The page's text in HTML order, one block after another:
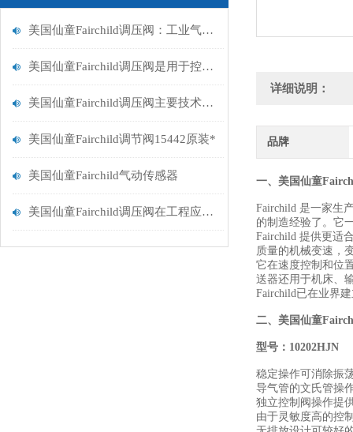
美国仙童Fairchild调压阀：工业气动系统中的压力控制单元
美国仙童Fairchild调压阀是用于控制气体或液体压力的装置
美国仙童Fairchild调压阀主要技术性能如下
美国仙童Fairchild调节阀15442原装*
美国仙童Fairchild气动传感器
美国仙童Fairchild调压阀在工程应用中具备多项实用特性
详细说明：
品牌
一、美国仙童
Fairchild 是一家生
的制造经验了。它
Fairchild 提供更适
质量的机械变速，
它在速度控制和位
送器还用于机床、
Fairchild已在业界
二、 美国仙童
型号：10202HJN
稳定操作可消除振
导气管的文氏管操
独立控制阀操作提
由于灵敏度高的控